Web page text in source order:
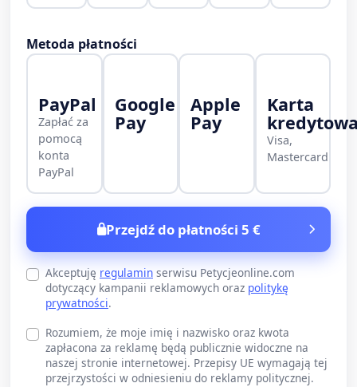
Metoda płatności
PayPal
Zapłać za
pomocą
konta
PayPal
Google
Pay
Apple
Pay
Karta
Visa,
Mastercard
Przejdź do płatności 5 €
Akceptuję regulamin serwisu Petycjeonline.com
dotyczący kampanii reklamowych oraz politykę
prywatności.
Rozumiem, że moje imię i nazwisko oraz kwota
zapłacona za reklamę będą publicznie widoczne na
naszej stronie internetowej. Przepisy UE wymagają tej
przejrzystości w odniesieniu do reklamy politycznej.